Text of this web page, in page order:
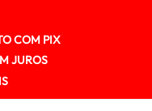
COM PIX
JUROS